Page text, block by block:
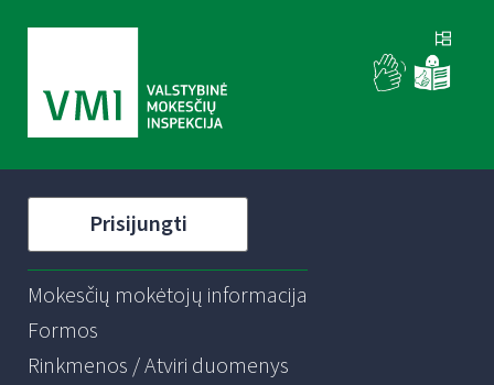
Prisijungti
Mokesčių mokėtojų informacija
Formos
Rinkmenos / Atviri duomenys